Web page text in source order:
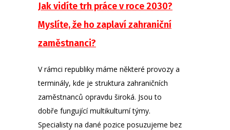
Jak vidíte trh práce v roce 2030?
Myslíte, že ho zaplaví zahraniční
zaměstnanci?
V rámci republiky máme některé provozy a
terminály, kde je struktura zahraničních
zaměstnanců opravdu široká. Jsou to
dobře fungující multikulturní týmy.
Specialisty na dané pozice posuzujeme bez